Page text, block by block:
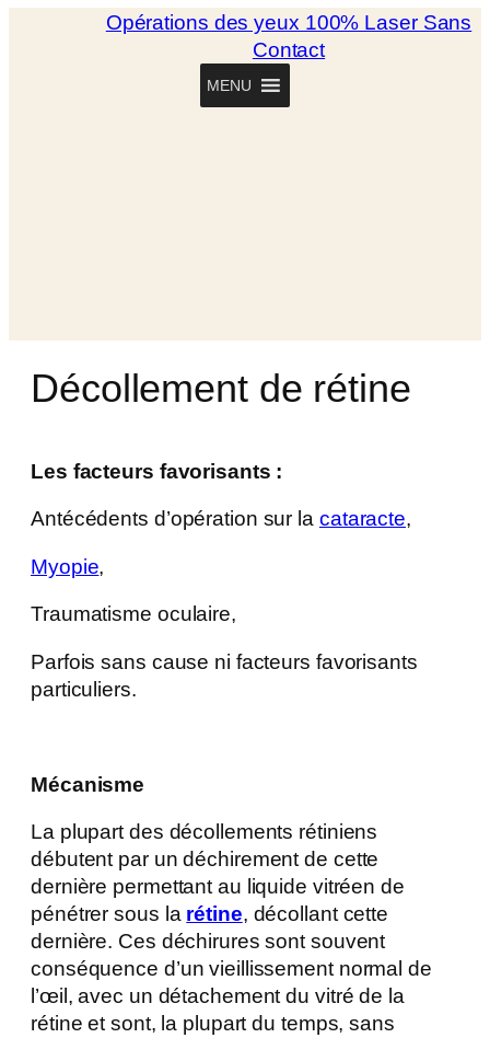
Opérations des yeux 100% Laser Sans
Contact
MENU
Décollement de rétine
Les facteurs favorisants :
Antécédents d’opération sur la cataracte,
Myopie,
Traumatisme oculaire,
Parfois sans cause ni facteurs favorisants
particuliers.
Mécanisme
La plupart des décollements rétiniens
débutent par un déchirement de cette
dernière permettant au liquide vitréen de
pénétrer sous la rétine, décollant cette
dernière. Ces déchirures sont souvent
conséquence d’un vieillissement normal de
l’œil, avec un détachement du vitré de la
rétine et sont, la plupart du temps, sans